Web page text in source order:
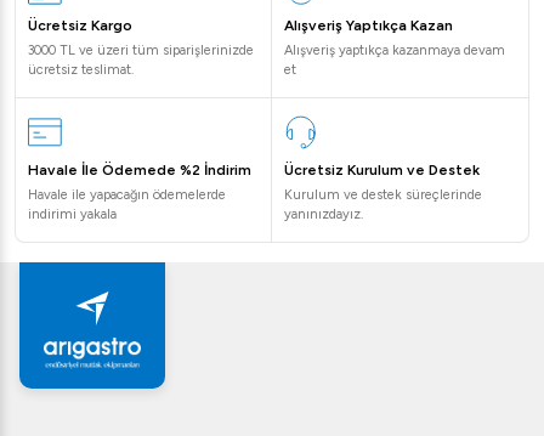
Ücretsiz Kargo
3000 TL ve üzeri tüm siparişlerinizde
ücretsiz teslimat.
Alışveriş Yaptıkça Kazan
Alışveriş yaptıkça kazanmaya devam
et
Havale İle Ödemede %2 İndirim
Havale ile yapacağın ödemelerde
indirimi yakala
Ücretsiz Kurulum ve Destek
Kurulum ve destek süreçlerinde
yanınızdayız.